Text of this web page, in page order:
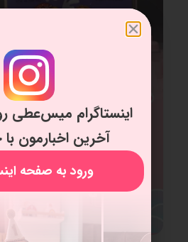
اینستاگرام میس‌عطی
آخرین اخبارمون
ورود به صفحه